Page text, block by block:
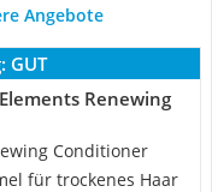
Angebote
GUT
Renewing
Conditioner
für trockenes Haar